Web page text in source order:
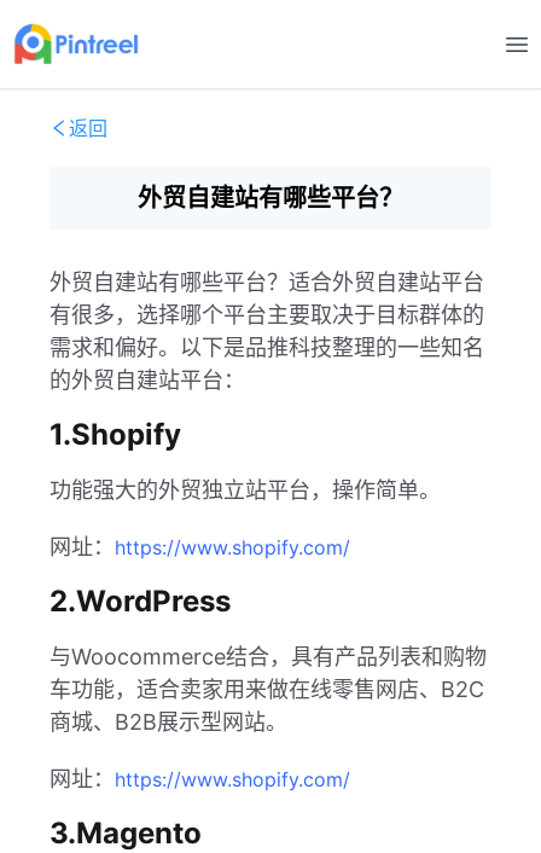
打
返回
外贸自建站有哪些平台？
外贸自建站有哪些平台？适合外贸自建站平台
有很多，选择哪个平台主要取决于目标群体的
需求和偏好。以下是品推科技整理的一些知名
的外贸自建站平台：
1.Shopify
功能强大的外贸独立站平台，操作简单。
网址： https://www.shopify.com/
2.WordPress
与Woocommerce结合，具有产品列表和购物
车功能，适合卖家用来做在线零售网店、B2C
商城、B2B展示型网站。
网址： https://www.shopify.com/
3.Magento